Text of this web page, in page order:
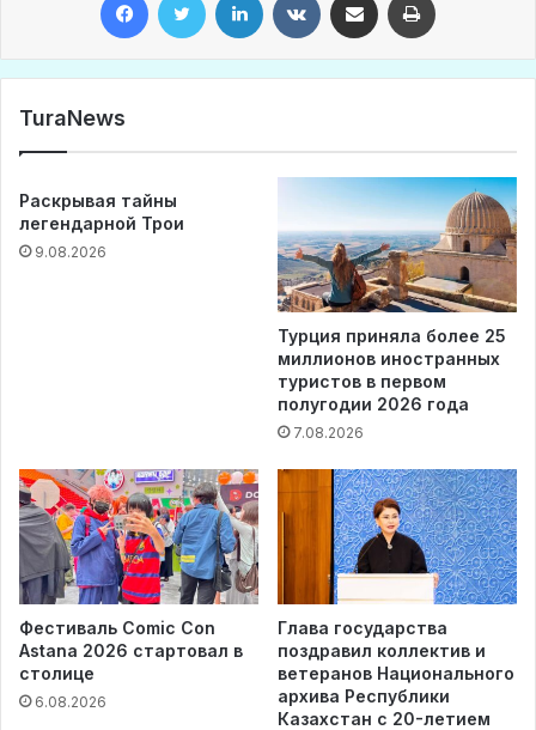
TuraNews
Раскрывая тайны
легендарной Трои
9.08.2026
Турция приняла более 25
миллионов иностранных
туристов в первом
полугодии 2026 года
7.08.2026
Фестиваль Comic Con
Astana 2026 стартовал в
столице
6.08.2026
Глава государства
поздравил коллектив и
ветеранов Национального
архива Республики
Казахстан с 20-летием